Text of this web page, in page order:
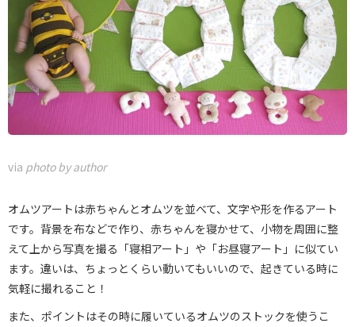
via photo by author
オムツアートは赤ちゃんとオムツを並べて、文字や形を作るアート
です。背景を布などで作り、赤ちゃんを寝かせて、小物を周囲に整
えて上から写真を撮る「寝相アート」や「お昼寝アート」に似てい
ます。違いは、ちょっとくらい動いてもいいので、起きている時に
気軽に撮れること！
また、ポイントはその時に履いているオムツのストックを使うこ